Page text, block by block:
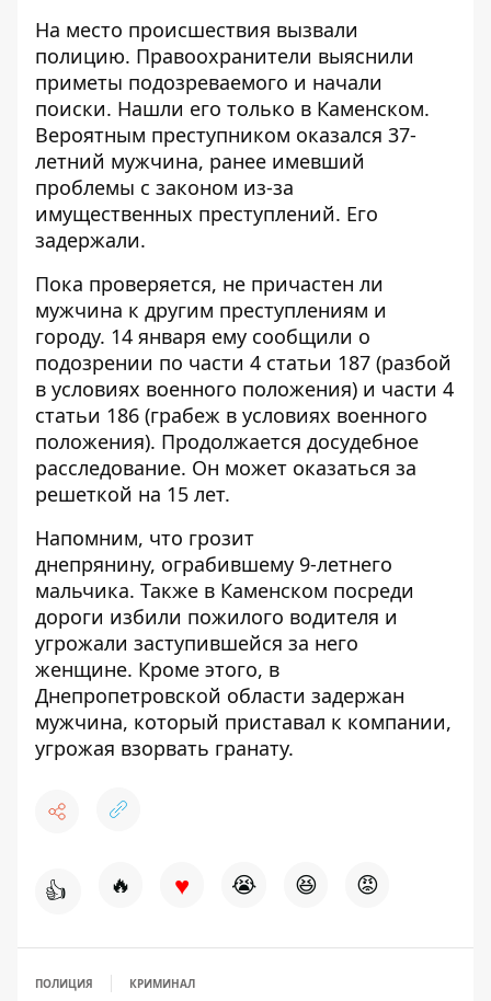
На место происшествия вызвали
полицию. Правоохранители выяснили
приметы подозреваемого и начали
поиски. Нашли его только в Каменском.
Вероятным преступником оказался 37-
летний мужчина, ранее имевший
проблемы с законом из-за
имущественных преступлений. Его
задержали.
Пока проверяется, не причастен ли
мужчина к другим преступлениям и
городу. 14 января ему сообщили о
подозрении по части 4 статьи 187 (разбой
в условиях военного положения) и части 4
статьи 186 (грабеж в условиях военного
положения). Продолжается досудебное
расследование. Он может оказаться за
решеткой на 15 лет.
Напомним, что грозит
днепрянину, ограбившему 9-летнего
мальчика. Также в Каменском посреди
дороги избили пожилого водителя и
угрожали заступившейся за него
женщине. Кроме этого, в
Днепропетровской области задержан
мужчина, который приставал к компании,
угрожая взорвать гранату.
👍 🔥 ♥ 😭 😆 😡
ПОЛИЦИЯ КРИМИНАЛ